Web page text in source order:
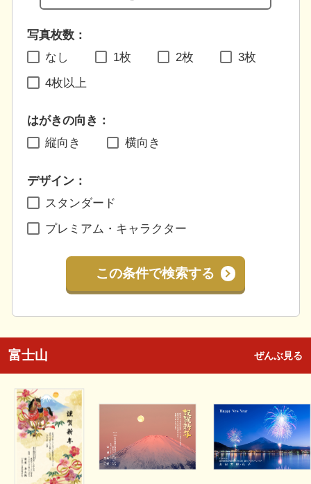
写真枚数：
なし
1枚 2枚 3枚
4枚以上
はがきの向き：
縦向き
横向き
デザイン：
スタンダード
プレミアム・キャラクター
この条件で検索する
富士山 ぜんぶ見る